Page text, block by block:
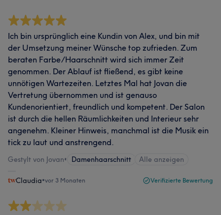
Ich bin ursprünglich eine Kundin von Alex, und bin mit
der Umsetzung meiner Wünsche top zufrieden. Zum
beraten Farbe/Haarschnitt wird sich immer Zeit
genommen. Der Ablauf ist fließend, es gibt keine
unnötigen Wartezeiten. Letztes Mal hat Jovan die
Vertretung übernommen und ist genauso
Kundenorientiert, freundlich und kompetent. Der Salon
ist durch die hellen Räumlichkeiten und Interieur sehr
angenehm. Kleiner Hinweis, manchmal ist die Musik ein
tick zu laut und anstrengend.
Gestylt von Jovan• Damenhaarschnitt Alle anzeigen
Claudia•vor 3 Monaten Verifizierte Bewertung